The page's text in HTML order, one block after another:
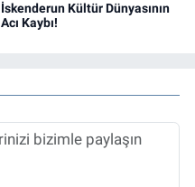
İskenderun Kültür Dünyasının
Acı Kaybı!